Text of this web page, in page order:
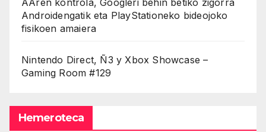
Androidengatik eta PlayStationeko bideojoko
fisikoen amaiera
Nintendo Direct, Ñ3 y Xbox Showcase –
Gaming Room #129
Hemeroteca